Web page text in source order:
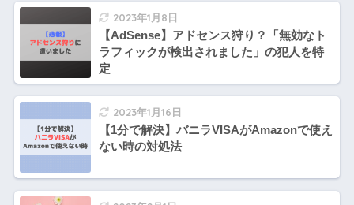
2023年1月8日
【AdSense】アドセンス狩り？「無効なト
ラフィックが検出されました」の犯人を特
定
2023年1月16日
【1分で解決】バニラVISAがAmazonで使え
ない時の対処法